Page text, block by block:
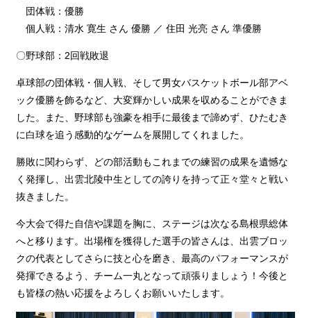
団体戦：優勝
個人戦：清水 寛生 さん 優勝 ／ 住田 光亮 さん 準優勝
〇野球部：2回戦敗退
卓球部の団体戦・個人戦、そして男女バスケットボール部アベ
ック優勝を飾るなど、大変輝かしい成果を収めることができま
した。また、野球部も強豪を相手に最後まで諦めず、ひたむき
に白球を追う感動的なゲームを展開してくれました。
勝敗に関わらず、どの部活動もこれまでの練習の成果を遺憾な
く発揮し、出雲北陵中生としての誇りを持って正々堂々と戦い
抜きました。
今大会で得た自信や課題を胸に、ステージは次なる島根県総体
へと移ります。出場権を獲得した選手の皆さんは、出雲ブロッ
クの代表としてさらに技と心を磨き、最高のパフォーマンスが
発揮できるよう、チーム一丸となって頑張りましょう！今後と
も皆様の熱い応援をよろしくお願いいたします。